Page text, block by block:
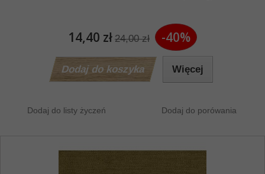
14,40 zł 24,00 zł -40%
Dodaj do koszyka Więcej
Dodaj do listy życzeń Dodaj do porówania